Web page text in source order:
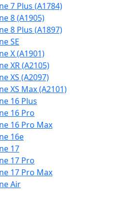
7 Plus (A1784)
8 (A1905)
8 Plus (A1897)
SE
X (A1901)
XR (A2105)
XS (A2097)
XS Max (A2101)
16 Plus
16 Pro
16 Pro Max
16e
17
17 Pro
17 Pro Max
Air